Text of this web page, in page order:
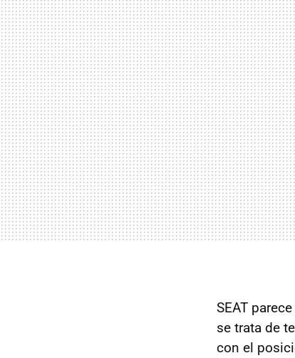
SEAT
se trata de
con el